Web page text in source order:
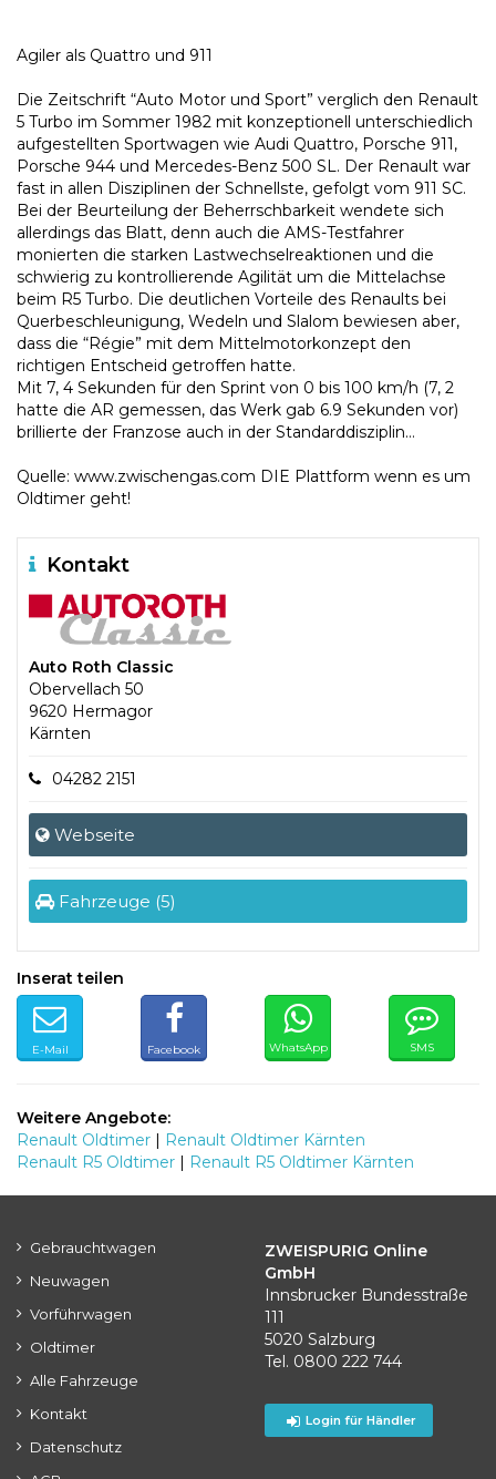
Agiler als Quattro und 911
Die Zeitschrift “Auto Motor und Sport” verglich den Renault
5 Turbo im Sommer 1982 mit konzeptionell unterschiedlich
aufgestellten Sportwagen wie Audi Quattro, Porsche 911,
Porsche 944 und Mercedes-Benz 500 SL. Der Renault war
fast in allen Disziplinen der Schnellste, gefolgt vom 911 SC.
Bei der Beurteilung der Beherrschbarkeit wendete sich
allerdings das Blatt, denn auch die AMS-Testfahrer
monierten die starken Lastwechselreaktionen und die
schwierig zu kontrollierende Agilität um die Mittelachse
beim R5 Turbo. Die deutlichen Vorteile des Renaults bei
Querbeschleunigung, Wedeln und Slalom bewiesen aber,
dass die “Régie” mit dem Mittelmotorkonzept den
richtigen Entscheid getroffen hatte.
Mit 7, 4 Sekunden für den Sprint von 0 bis 100 km/h (7, 2
hatte die AR gemessen, das Werk gab 6.9 Sekunden vor)
brillierte der Franzose auch in der Standarddisziplin…
Quelle: www.zwischengas.com DIE Plattform wenn es um
Oldtimer geht!
Kontakt
Auto Roth Classic
Obervellach 50
9620 Hermagor
Kärnten
04282 2151
Webseite
Fahrzeuge (5)
Inserat teilen
E-Mail Facebook WhatsApp SMS
Weitere Angebote:
Renault Oldtimer | Renault Oldtimer Kärnten
Renault R5 Oldtimer | Renault R5 Oldtimer Kärnten
Gebrauchtwagen
Neuwagen
Vorführwagen
Oldtimer
Alle Fahrzeuge
Kontakt
Datenschutz
ZWEISPURIG Online
GmbH
Innsbrucker Bundesstraße
111
5020 Salzburg
Tel. 0800 222 744
Login für Händler